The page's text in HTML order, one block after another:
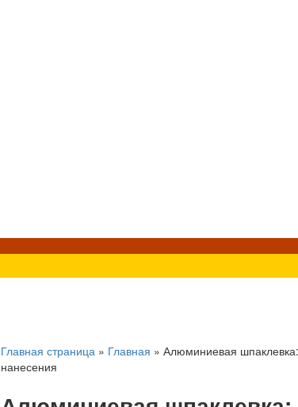
Главная страница » Главная » Алюминиевая
нанесения